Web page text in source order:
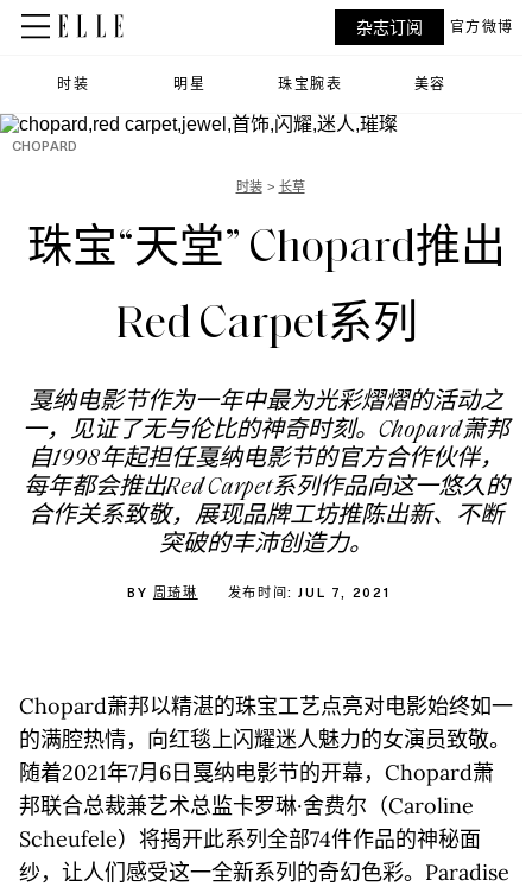
时装 明星 珠宝腕表 美容
杂志订阅 官方微博
CHOPARD
时装 长草
珠宝“天堂” Chopard推出
Red Carpet系列
戛纳电影节作为一年中最为光彩熠熠的活动之
一，见证了无与伦比的神奇时刻。Chopard萧邦
自1998年起担任戛纳电影节的官方合作伙伴，
每年都会推出Red Carpet系列作品向这一悠久的
合作关系致敬，展现品牌工坊推陈出新、不断
突破的丰沛创造力。
BY 周琦琳 发布时间: JUL 7, 2021
Chopard萧邦以精湛的珠宝工艺点亮对电影始终如一
的满腔热情，向红毯上闪耀迷人魅力的女演员致敬。
随着2021年7月6日戛纳电影节的开幕，Chopard萧
邦联合总裁兼艺术总监卡罗琳·舍费尔（Caroline
Scheufele）将揭开此系列全部74件作品的神秘面
纱，让人们感受这一全新系列的奇幻色彩。Paradise